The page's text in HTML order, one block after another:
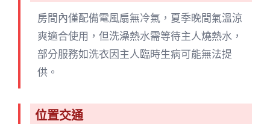
房間內僅配備電風扇無冷氣，夏季晚間氣溫涼
爽適合使用，但洗澡熱水需等待主人燒熱水，
部分服務如洗衣因主人臨時生病可能無法提
供。
位置交通